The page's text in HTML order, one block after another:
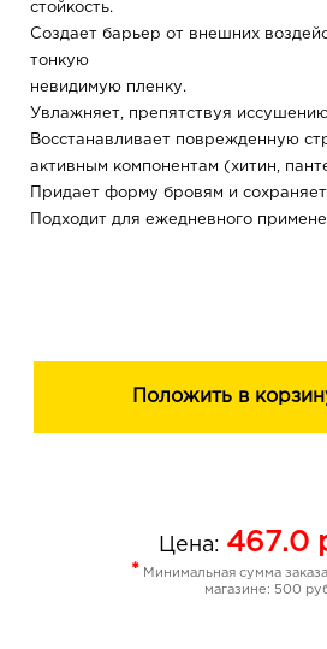
стойкость.
Создает барьер от внешних
тонкую
невидимую пленку.
Увлажняет, препятствуя
Восстанавливает поврежденную
активным компонентам (хитин,
Придает форму бровям и
Подходит для ежедневного
Положить в
Цена: 467.0
* Минимальная сумма
магазине: 500